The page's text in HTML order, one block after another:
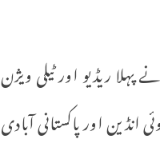
قومی سطح پر بھی اُردو کے حق میں کئی اقدامات ہوتے دکھائی دے رہے تھے۔ اُس وقت BBC ۳ نے پہلا ریڈیو اور ٹیلی ویژن
انڈین اور پاکستانی آبادی